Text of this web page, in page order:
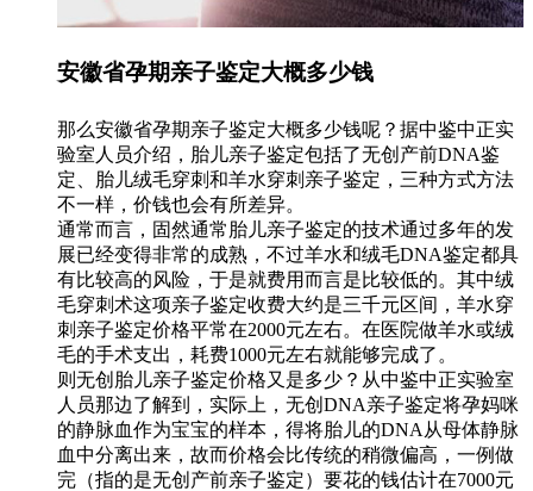
安徽省孕期亲子鉴定大概多少钱
那么安徽省孕期亲子鉴定大概多少钱呢？据中鉴中正实
验室人员介绍，胎儿亲子鉴定包括了无创产前DNA鉴
定、胎儿绒毛穿刺和羊水穿刺亲子鉴定，三种方式方法
不一样，价钱也会有所差异。
通常而言，固然通常胎儿亲子鉴定的技术通过多年的发
展已经变得非常的成熟，不过羊水和绒毛DNA鉴定都具
有比较高的风险，于是就费用而言是比较低的。其中绒
毛穿刺术这项亲子鉴定收费大约是三千元区间，羊水穿
刺亲子鉴定价格平常在2000元左右。在医院做羊水或绒
毛的手术支出，耗费1000元左右就能够完成了。
则无创胎儿亲子鉴定价格又是多少？从中鉴中正实验室
人员那边了解到，实际上，无创DNA亲子鉴定将孕妈咪
的静脉血作为宝宝的样本，得将胎儿的DNA从母体静脉
血中分离出来，故而价格会比传统的稍微偏高，一例做
完（指的是无创产前亲子鉴定）要花的钱估计在7000元